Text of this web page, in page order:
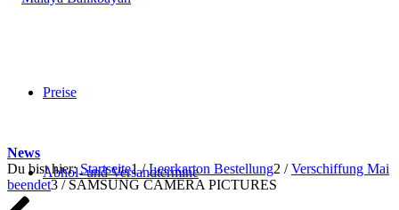
Preise
Abhol- und Versandtermine
News
Du bist hier: Startseite1 / Leerkarton Bestellung2 / Verschiffung Mai
beendet3 / SAMSUNG CAMERA PICTURES